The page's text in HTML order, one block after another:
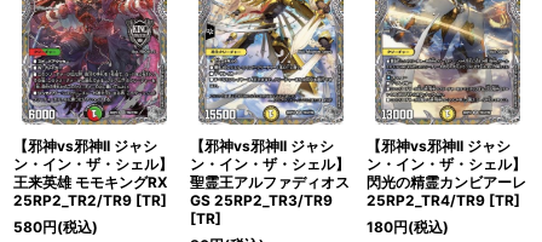
【邪神vs邪神II ジャシ
ン・イン・ザ・シェル】
王来英雄 モモキングRX
25RP2_TR2/TR9 [TR]
580円(税込)
【邪神vs邪神II ジャシ
ン・イン・ザ・シェル】
聖霊王アルファディオス
GS 25RP2_TR3/TR9
[TR]
【邪神vs邪神II ジャシ
ン・イン・ザ・シェル】
閃光の精霊カンビアーレ
25RP2_TR4/TR9 [TR]
180円(税込)